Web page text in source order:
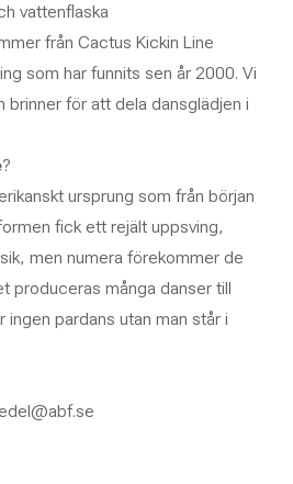
vattenflaska
från Cactus Kickin Line
som har funnits sen år 2000. Vi
brinner för att dela dansglädjen i
?
ursprung som från början
fick ett rejält uppsving,
men numera förekommer de
produceras många danser till
ingen pardans utan man står i